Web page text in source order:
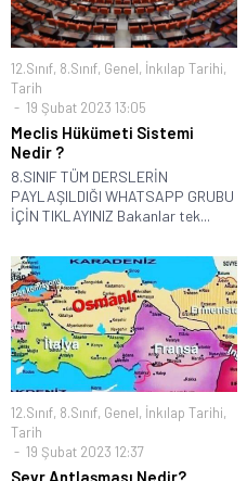
12.Sınıf, 8.Sınıf, Genel, İnkılap Tarihi,
Tarih
19 Şubat 2023 13:05
Meclis Hükümeti Sistemi
Nedir ?
8.SINIF TÜM DERSLERİN
PAYLAŞILDIĞI WHATSAPP GRUBU
İÇİN TIKLAYINIZ Bakanlar tek...
12.Sınıf, 8.Sınıf, Genel, İnkılap Tarihi,
Tarih
19 Şubat 2023 12:37
Sevr Antlaşması Nedir?